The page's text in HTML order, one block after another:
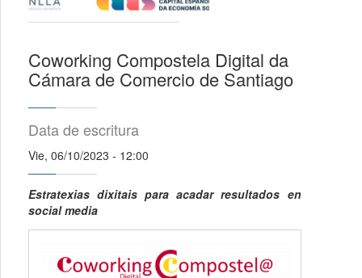
Coworking Compostela Digital da
Cámara de Comercio de Santiago
Data de escritura
Vie, 06/10/2023 - 12:00
Estratexias dixitais para acadar resultados en
social media